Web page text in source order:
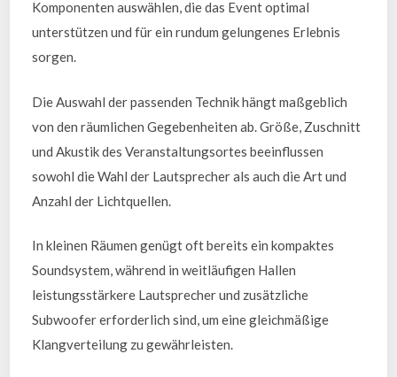
Komponenten auswählen, die das Event optimal
unterstützen und für ein rundum gelungenes Erlebnis
sorgen.
Die Auswahl der passenden Technik hängt maßgeblich
von den räumlichen Gegebenheiten ab. Größe, Zuschnitt
und Akustik des Veranstaltungsortes beeinflussen
sowohl die Wahl der Lautsprecher als auch die Art und
Anzahl der Lichtquellen.
In kleinen Räumen genügt oft bereits ein kompaktes
Soundsystem, während in weitläufigen Hallen
leistungsstärkere Lautsprecher und zusätzliche
Subwoofer erforderlich sind, um eine gleichmäßige
Klangverteilung zu gewährleisten.